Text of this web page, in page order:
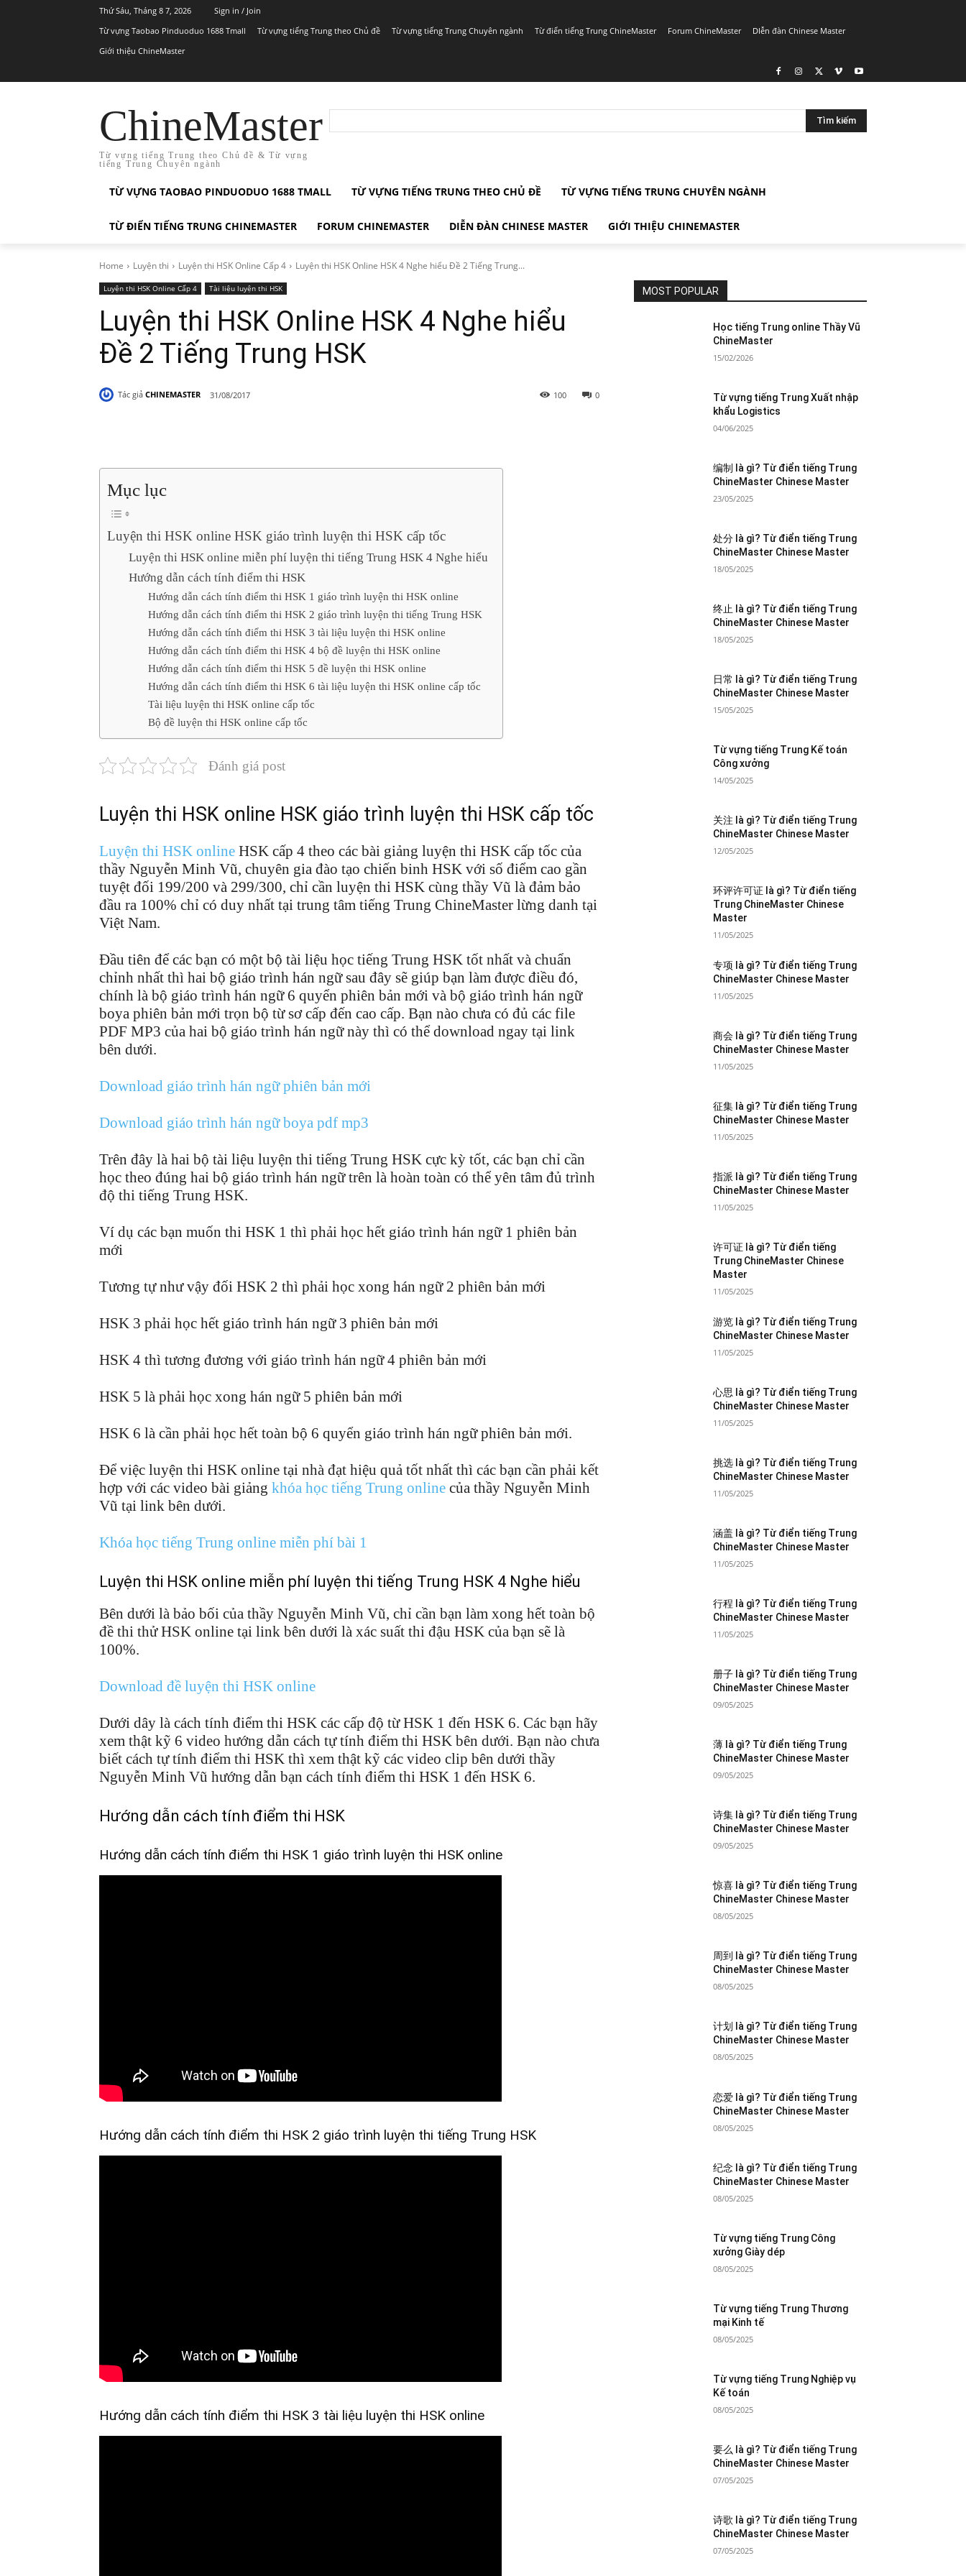
Thứ Sáu, Tháng 8 7, 2026
Sign in / Join
Từ vựng Taobao Pinduoduo 1688 Tmall
Từ vựng tiếng Trung theo Chủ đề Từ vựng tiếng Trung Chuyên ngành Từ điển tiếng Trung ChineMaster Forum ChineMaster
DIễn đàn Chinese Master
Giới thiệu ChineMaster
ChineMaster
Từ vựng tiếng Trung theo Chủ đề & Từ vựng
tiếng Trung Chuyên ngành
Tìm kiếm
TỪ VỰNG TAOBAO PINDUODUO 1688 TMALL TỪ VỰNG TIẾNG TRUNG THEO CHỦ ĐỀ TỪ VỰNG TIẾNG TRUNG CHUYÊN NGÀNH
TỪ ĐIỂN TIẾNG TRUNG CHINEMASTER FORUM CHINEMASTER DIỄN ĐÀN CHINESE MASTER GIỚI THIỆU CHINEMASTER
Home Luyện thi Luyện thi HSK Online Cấp 4 Luyện thi HSK Online HSK 4 Nghe hiểu Đề 2 Tiếng Trung...
Luyện thi HSK Online Cấp 4 Tài liệu luyện thi HSK
Luyện thi HSK Online HSK 4 Nghe hiểu
Đề 2 Tiếng Trung HSK
Tác giả CHINEMASTER 31/08/2017 0
100
Mục lục
Luyện thi HSK online HSK giáo trình luyện thi HSK cấp tốc
Luyện thi HSK online miễn phí luyện thi tiếng Trung HSK 4 Nghe hiểu
Hướng dẫn cách tính điểm thi HSK
Hướng dẫn cách tính điểm thi HSK 1 giáo trình luyện thi HSK online
Hướng dẫn cách tính điểm thi HSK 2 giáo trình luyện thi tiếng Trung HSK
Hướng dẫn cách tính điểm thi HSK 3 tài liệu luyện thi HSK online
Hướng dẫn cách tính điểm thi HSK 4 bộ đề luyện thi HSK online
Hướng dẫn cách tính điểm thi HSK 5 đề luyện thi HSK online
Hướng dẫn cách tính điểm thi HSK 6 tài liệu luyện thi HSK online cấp tốc
Tài liệu luyện thi HSK online cấp tốc
Bộ đề luyện thi HSK online cấp tốc
Đánh giá post
Luyện thi HSK online HSK giáo trình luyện thi HSK cấp tốc
Luyện thi HSK online HSK cấp 4 theo các bài giảng luyện thi HSK cấp tốc của
thầy Nguyễn Minh Vũ, chuyên gia đào tạo chiến binh HSK với số điểm cao gần
tuyệt đối 199/200 và 299/300, chỉ cần luyện thi HSK cùng thầy Vũ là đảm bảo
đầu ra 100% chỉ có duy nhất tại trung tâm tiếng Trung ChineMaster lừng danh tại
Việt Nam.
Đầu tiên để các bạn có một bộ tài liệu học tiếng Trung HSK tốt nhất và chuẩn
chỉnh nhất thì hai bộ giáo trình hán ngữ sau đây sẽ giúp bạn làm được điều đó,
chính là bộ giáo trình hán ngữ 6 quyển phiên bản mới và bộ giáo trình hán ngữ
boya phiên bản mới trọn bộ từ sơ cấp đến cao cấp. Bạn nào chưa có đủ các file
PDF MP3 của hai bộ giáo trình hán ngữ này thì có thể download ngay tại link
bên dưới.
Download giáo trình hán ngữ phiên bản mới
Download giáo trình hán ngữ boya pdf mp3
Trên đây là hai bộ tài liệu luyện thi tiếng Trung HSK cực kỳ tốt, các bạn chỉ cần
học theo đúng hai bộ giáo trình hán ngữ trên là hoàn toàn có thể yên tâm đủ trình
độ thi tiếng Trung HSK.
Ví dụ các bạn muốn thi HSK 1 thì phải học hết giáo trình hán ngữ 1 phiên bản
mới
Tương tự như vậy đối HSK 2 thì phải học xong hán ngữ 2 phiên bản mới
HSK 3 phải học hết giáo trình hán ngữ 3 phiên bản mới
HSK 4 thì tương đương với giáo trình hán ngữ 4 phiên bản mới
HSK 5 là phải học xong hán ngữ 5 phiên bản mới
HSK 6 là cần phải học hết toàn bộ 6 quyển giáo trình hán ngữ phiên bản mới.
Để việc luyện thi HSK online tại nhà đạt hiệu quả tốt nhất thì các bạn cần phải kết
hợp với các video bài giảng khóa học tiếng Trung online của thầy Nguyễn Minh
Vũ tại link bên dưới.
Khóa học tiếng Trung online miễn phí bài 1
Luyện thi HSK online miễn phí luyện thi tiếng Trung HSK 4 Nghe hiểu
Bên dưới là bảo bối của thầy Nguyễn Minh Vũ, chỉ cần bạn làm xong hết toàn bộ
đề thi thử HSK online tại link bên dưới là xác suất thi đậu HSK của bạn sẽ là
100%.
Download đề luyện thi HSK online
Dưới dây là cách tính điểm thi HSK các cấp độ từ HSK 1 đến HSK 6. Các bạn hãy
xem thật kỹ 6 video hướng dẫn cách tự tính điểm thi HSK bên dưới. Bạn nào chưa
biết cách tự tính điểm thi HSK thì xem thật kỹ các video clip bên dưới thầy
Nguyễn Minh Vũ hướng dẫn bạn cách tính điểm thi HSK 1 đến HSK 6.
Hướng dẫn cách tính điểm thi HSK
Hướng dẫn cách tính điểm thi HSK 1 giáo trình luyện thi HSK online
Hướng dẫn cách tính điểm thi HSK 2 giáo trình luyện thi tiếng Trung HSK
Hướng dẫn cách tính điểm thi HSK 3 tài liệu luyện thi HSK online
MOST POPULAR
Học tiếng Trung online Thầy Vũ
ChineMaster
15/02/2026
Từ vựng tiếng Trung Xuất nhập
khẩu Logistics
04/06/2025
编制 là gì? Từ điển tiếng Trung
ChineMaster Chinese Master
23/05/2025
处分 là gì? Từ điển tiếng Trung
ChineMaster Chinese Master
18/05/2025
终止 là gì? Từ điển tiếng Trung
ChineMaster Chinese Master
18/05/2025
日常 là gì? Từ điển tiếng Trung
ChineMaster Chinese Master
15/05/2025
Từ vựng tiếng Trung Kế toán
Công xưởng
14/05/2025
关注 là gì? Từ điển tiếng Trung
ChineMaster Chinese Master
12/05/2025
环评许可证 là gì? Từ điển tiếng
Trung ChineMaster Chinese
Master
11/05/2025
专项 là gì? Từ điển tiếng Trung
ChineMaster Chinese Master
11/05/2025
商会 là gì? Từ điển tiếng Trung
ChineMaster Chinese Master
11/05/2025
征集 là gì? Từ điển tiếng Trung
ChineMaster Chinese Master
11/05/2025
指派 là gì? Từ điển tiếng Trung
ChineMaster Chinese Master
11/05/2025
许可证 là gì? Từ điển tiếng
Trung ChineMaster Chinese
Master
11/05/2025
游览 là gì? Từ điển tiếng Trung
ChineMaster Chinese Master
11/05/2025
心思 là gì? Từ điển tiếng Trung
ChineMaster Chinese Master
11/05/2025
挑选 là gì? Từ điển tiếng Trung
ChineMaster Chinese Master
11/05/2025
涵盖 là gì? Từ điển tiếng Trung
ChineMaster Chinese Master
11/05/2025
行程 là gì? Từ điển tiếng Trung
ChineMaster Chinese Master
11/05/2025
册子 là gì? Từ điển tiếng Trung
ChineMaster Chinese Master
09/05/2025
薄 là gì? Từ điển tiếng Trung
ChineMaster Chinese Master
09/05/2025
诗集 là gì? Từ điển tiếng Trung
ChineMaster Chinese Master
09/05/2025
惊喜 là gì? Từ điển tiếng Trung
ChineMaster Chinese Master
08/05/2025
周到 là gì? Từ điển tiếng Trung
ChineMaster Chinese Master
08/05/2025
计划 là gì? Từ điển tiếng Trung
ChineMaster Chinese Master
08/05/2025
恋爱 là gì? Từ điển tiếng Trung
ChineMaster Chinese Master
08/05/2025
纪念 là gì? Từ điển tiếng Trung
ChineMaster Chinese Master
08/05/2025
Từ vựng tiếng Trung Công
xưởng Giày dép
08/05/2025
Từ vựng tiếng Trung Thương
mại Kinh tế
08/05/2025
Từ vựng tiếng Trung Nghiệp vụ
Kế toán
08/05/2025
要么 là gì? Từ điển tiếng Trung
ChineMaster Chinese Master
07/05/2025
诗歌 là gì? Từ điển tiếng Trung
ChineMaster Chinese Master
07/05/2025